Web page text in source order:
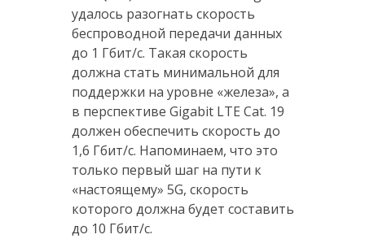
удалось разогнать скорость
беспроводной передачи данных
до 1 Гбит/с. Такая скорость
должна стать минимальной для
поддержки на уровне «железа», а
в перспективе Gigabit LTE Cat. 19
должен обеспечить скорость до
1,6 Гбит/с. Напоминаем, что это
только первый шаг на пути к
«настоящему» 5G, скорость
которого должна будет составить
до 10 Гбит/с.